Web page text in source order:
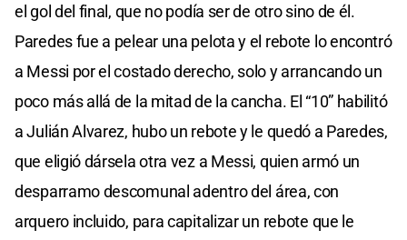
el gol del final, que no podía ser de otro sino de él.
Paredes fue a pelear una pelota y el rebote lo encontró
a Messi por el costado derecho, solo y arrancando un
poco más allá de la mitad de la cancha. El “10” habilitó
a Julián Alvarez, hubo un rebote y le quedó a Paredes,
que eligió dársela otra vez a Messi, quien armó un
desparramo descomunal adentro del área, con
arquero incluido, para capitalizar un rebote que le